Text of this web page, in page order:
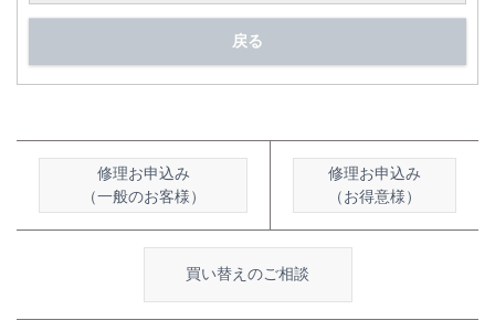
戻る
修理お申込み
（一般のお客様）
修理お申込み
（お得意様）
買い替えのご相談